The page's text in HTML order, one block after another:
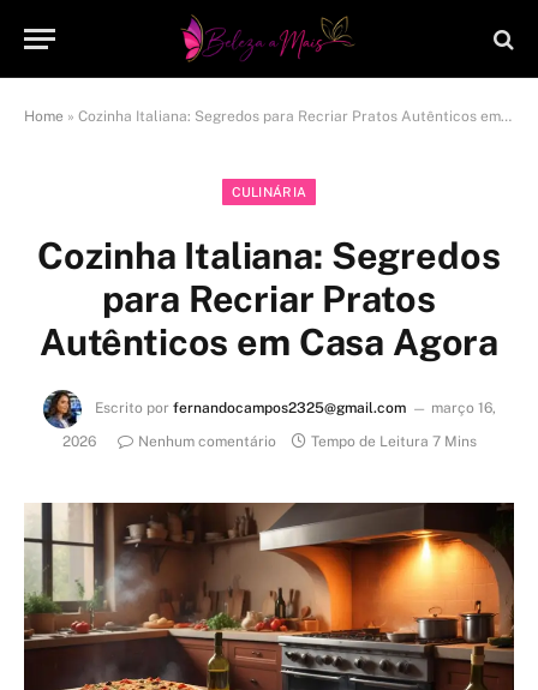
Home » Cozinha Italiana: Segredos para Recriar Pratos Autênticos em Casa Agora
CULINÁRIA
Cozinha Italiana: Segredos
para Recriar Pratos
Autênticos em Casa Agora
Escrito por fernandocampos2325@gmail.com
março 16,
2026
Nenhum comentário Tempo de Leitura 7 Mins